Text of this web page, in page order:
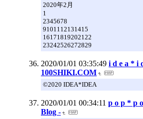
2020年2月
1
2345678
9101112131415
16171819202122
23242526272829
2020/01/01 03:35:49 i d e a * i
100SHIKI.COM
©2020 IDEA*IDEA
2020/01/01 00:34:11 p o p * p
Blog -